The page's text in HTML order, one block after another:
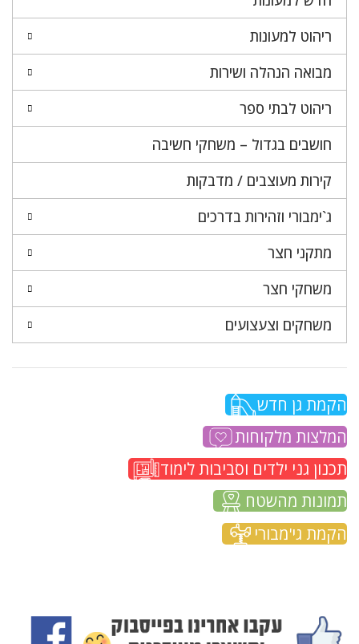
ריהוט למעונות
מבואה הנהלה ושירות
ריהוט לבתי ספר
חושבים בגדול – משחקי חשיבה
קירות מעוצבים / מדבקות
ג`ימבורי וזהירות בדרכים
מתקני חצר
משחקי חצר
משחקים וצעצועים
הקמת גן חדש
המלצות מלקוחות
תכנון גני ילדים וסביבות לימוד
תמונות מהשטח
הקמת גי'מבורי